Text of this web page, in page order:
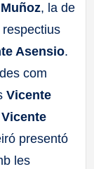
, la de
Asensio.
com
Vicente
presentó
les